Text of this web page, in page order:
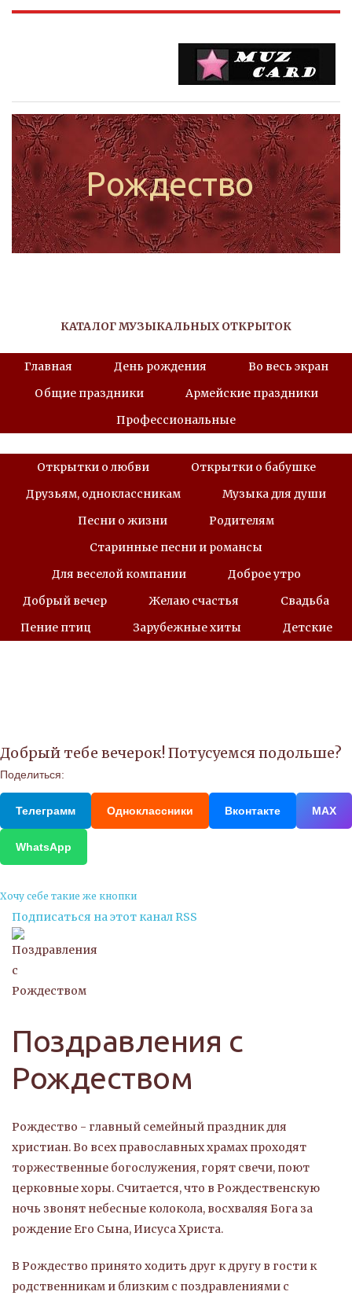
Рождество
КАТАЛОГ МУЗЫКАЛЬНЫХ ОТКРЫТОК
Главная День рождения
Во весь экран
Общие праздники
Армейские праздники
Профессиональные
Открытки о любви
Открытки о бабушке
Друзьям, одноклассникам
Музыка для души
Песни о жизни
Родителям
Старинные песни и романсы
Для веселой компании
Доброе утро
Добрый вечер
Желаю счастья
Свадьба
Пение птиц
Зарубежные хиты Детские
Добрый тебе вечерок! Потусуемся подольше?
Поделиться:
Телеграмм Одноклассники Вконтакте МАХ
WhatsApp
Хочу себе такие же кнопки
Подписаться на этот канал RSS
Поздравления с
Рождеством
Рождество - главный семейный праздник для
христиан. Во всех православных храмах проходят
торжественные богослужения, горят свечи, поют
церковные хоры. Считается, что в Рождественскую
ночь звонят небесные колокола, восхваляя Бога за
рождение Его Сына, Иисуса Христа.
В Рождество принято ходить друг к другу в гости к
родственникам и близким с поздравлениями с